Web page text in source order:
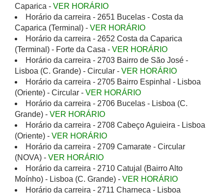
Caparica - VER HORÁRIO
Horário da carreira - 2651 Bucelas - Costa da
Caparica (Terminal) - VER HORÁRIO
Horário da carreira - 2652 Costa da Caparica
(Terminal) - Forte da Casa - VER HORÁRIO
Horário da carreira - 2703 Bairro de São José -
Lisboa (C. Grande) - Circular - VER HORÁRIO
Horário da carreira - 2705 Bairro Espinhal - Lisboa
(Oriente) - Circular - VER HORÁRIO
Horário da carreira - 2706 Bucelas - Lisboa (C.
Grande) - VER HORÁRIO
Horário da carreira - 2708 Cabeço Aguieira - Lisboa
(Oriente) - VER HORÁRIO
Horário da carreira - 2709 Camarate - Circular
(NOVA) - VER HORÁRIO
Horário da carreira - 2710 Catujal (Bairro Alto
Moínho) - Lisboa (C. Grande) - VER HORÁRIO
Horário da carreira - 2711 Charneca - Lisboa